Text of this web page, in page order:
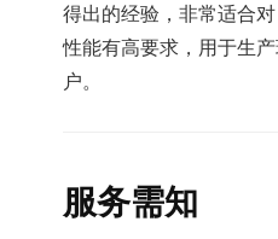
得出的经验，非常适合
性能有高要求，用于生
户。
服务需知